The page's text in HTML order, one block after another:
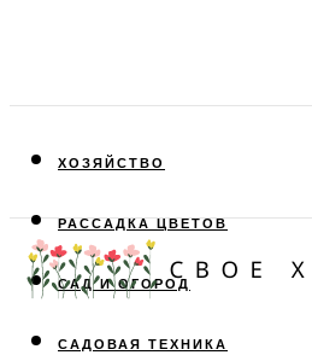
ХОЗЯЙСТВО
РАССАДКА ЦВЕТОВ
САД И ОГОРОД
САДОВАЯ ТЕХНИКА